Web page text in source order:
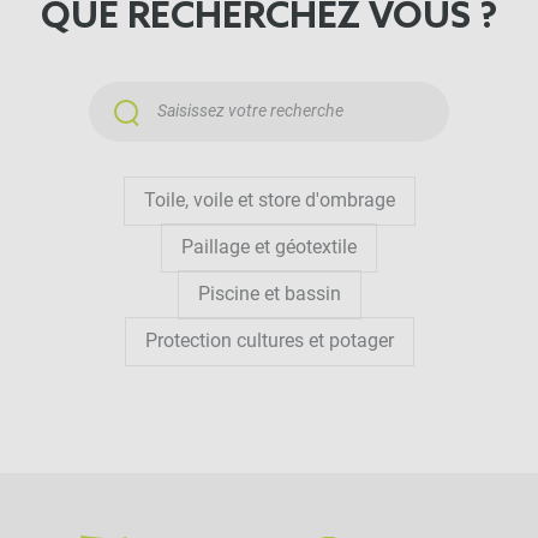
pour un store de pergola.
CORRECTEMENT SA
POUR INSTALLÉE UNE
TOILE ADAPTÉE ?
QUE RECHERCHEZ VOUS ?
Toile, voile et store d'ombrage
Paillage et géotextile
Piscine et bassin
Protection cultures et potager